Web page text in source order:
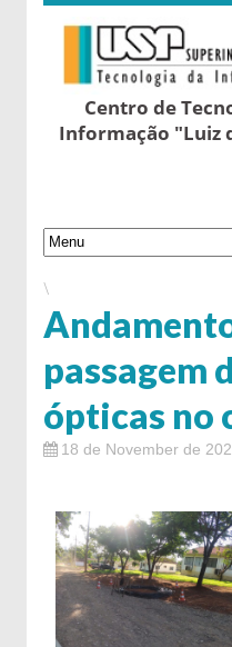
Centro de
Informação "Luiz
\
passagem
ópticas no
18 de November de